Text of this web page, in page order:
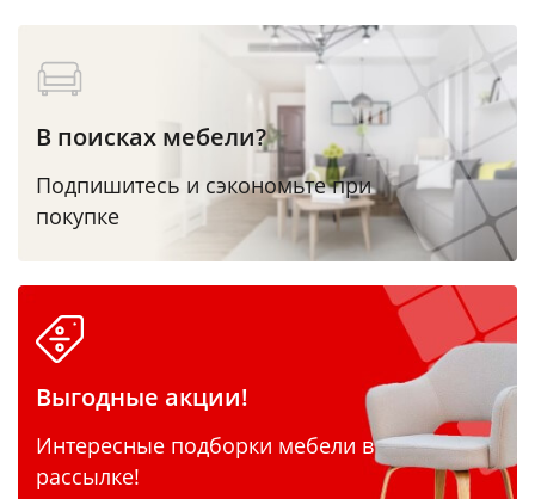
В поисках мебели?
Подпишитесь и сэкономьте при
покупке
Выгодные акции!
Интересные подборки мебели в
рассылке!